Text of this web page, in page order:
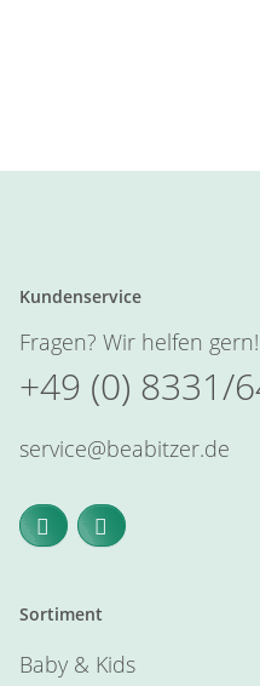
Kundenservice
Fragen? Wir helfen gern!
+49 (0) 8331/
service@beabitzer.de
Sortiment
Baby & Kids